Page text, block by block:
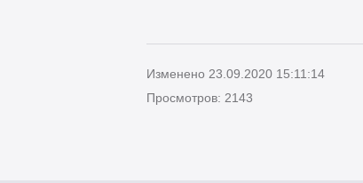
Изменено 23.09.2020 15:11:14
Просмотров: 2143